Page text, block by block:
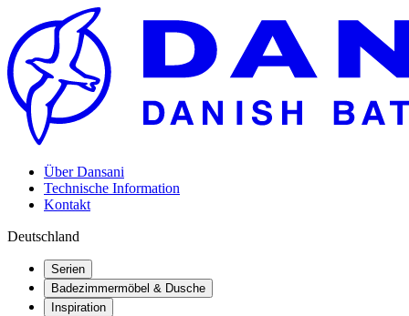
Über Dansani
Technische Information
Kontakt
Deutschland
Serien
Badezimmermöbel & Dusche
Inspiration